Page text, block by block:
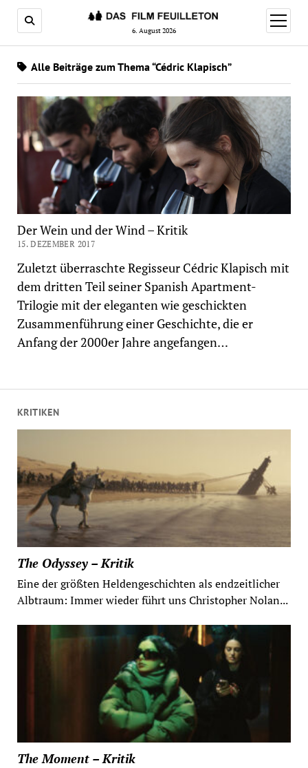
6. August 2026
Menü
öffnen
KRITIKEN
The Odyssey – Kritik
Eine der größten Heldengeschichten als endzeitlicher
Albtraum: Immer wieder führt uns Christopher Nolan...
The Moment – Kritik
Alle Beiträge zum Thema “Cédric Klapisch”
Der Wein und der Wind – Kritik
15. DEZEMBER 2017
Zuletzt überraschte Regisseur Cédric Klapisch mit
dem dritten Teil seiner Spanish Apartment-
Trilogie mit der eleganten wie geschickten
Zusammenführung einer Geschichte, die er
Anfang der 2000er Jahre angefangen…